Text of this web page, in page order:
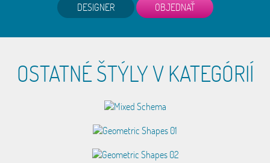
DESIGNER
OSTATNÉ ŠTÝLY V KATEGÓRIÍ